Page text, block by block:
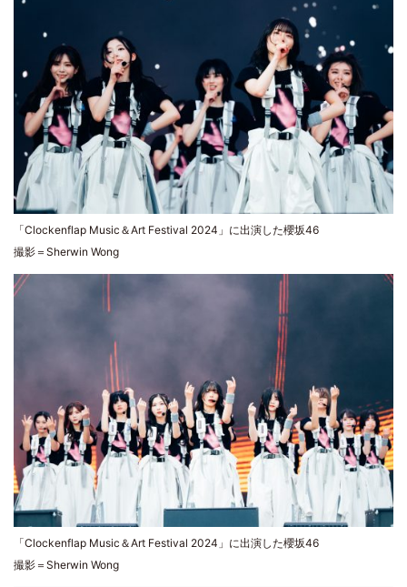
「Clockenflap Music＆Art Festival 2024」に出演した櫻坂46
撮影＝Sherwin Wong
「Clockenflap Music＆Art Festival 2024」に出演した櫻坂46
撮影＝Sherwin Wong